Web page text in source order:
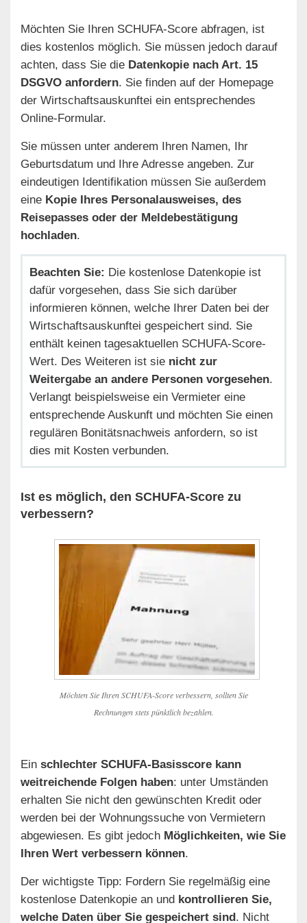
Möchten Sie Ihren SCHUFA-Score abfragen, ist
dies kostenlos möglich. Sie müssen jedoch darauf
achten, dass Sie die Datenkopie nach Art. 15
DSGVO anfordern . Sie finden auf der Homepage
der Wirtschaftsauskunftei ein entsprechendes
Online-Formular.
Sie müssen unter anderem Ihren Namen, Ihr
Geburtsdatum und Ihre Adresse angeben. Zur
eindeutigen Identifikation müssen Sie außerdem
eine Kopie Ihres Personalausweises, des
Reisepasses oder der Meldebestätigung
hochladen
Beachten Sie: Die kostenlose Datenkopie ist
dafür vorgesehen, dass Sie sich darüber
informieren können, welche Ihrer Daten bei der
Wirtschaftsauskunftei gespeichert sind. Sie
enthält keinen tagesaktuellen SCHUFA-Score-
Wert. Des Weiteren ist sie nicht zur
Weitergabe an andere Personen vorgesehen
Verlangt beispielsweise ein Vermieter eine
entsprechende Auskunft und möchten Sie einen
regulären Bonitätsnachweis anfordern, so ist
dies mit Kosten verbunden.
Ist es möglich, den SCHUFA-Score zu
verbessern?
Möchten Sie Ihren SCHUFA-Score verbessern, sollten Sie
Rechnungen stets pünktlich bezahlen.
Ein schlechter SCHUFA-Basisscore kann
weitreichende Folgen haben: unter Umständen
erhalten Sie nicht den gewünschten Kredit oder
werden bei der Wohnungssuche von Vermietern
abgewiesen. Es gibt jedoch Möglichkeiten, wie Sie
Ihren Wert verbessern können.
Der wichtigste Tipp: Fordern Sie regelmäßig eine
kostenlose Datenkopie an und kontrollieren Sie,
welche Daten über Sie gespeichert sind. Nicht